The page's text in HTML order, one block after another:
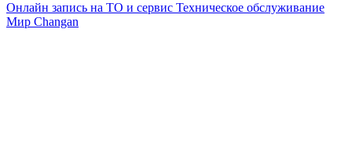
Онлайн запись на ТО и сервис Техническое обслуживание
Мир Changan